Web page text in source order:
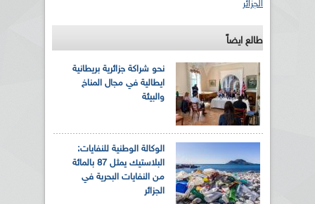
الجزائر
طالع ايضاً
نحو شراكة جزائرية بريطانية
ايطالية في مجال المناخ
والبيئة
الوكالة الوطنية للنفايات:
البلاستيك يمثل 87 بالمائة
من النفايات البحرية في
الجزائر